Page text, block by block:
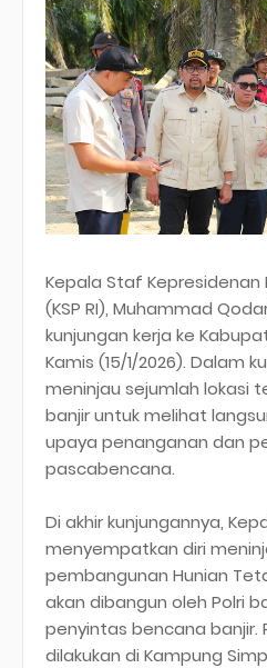
Kepala Staf Kepresidenan
(KSP RI), Muhammad
kunjungan kerja ke
Kamis (15/1/2026). Dalam
meninjau sejumlah lokasi
banjir untuk melihat
upaya penanganan dan
pascabencana.
Di akhir kunjungannya,
menyempatkan diri
pembangunan Hunian
akan dibangun oleh Polri
penyintas bencana banjir.
dilakukan di Kampung